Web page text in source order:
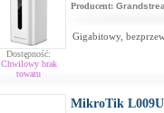
Dostępność:
Chwilowy brak
towaru
Producent:
Gigabitowy,
MikroTik